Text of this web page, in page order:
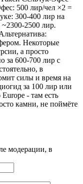
500 лир/чел ×2 =
300-400 лир на
2500 лир.
Некоторые
а просто
за 600-700 лир с
в
силы и время на
за 100 лир или
- там есть
камни, не поймёте
модерации, в